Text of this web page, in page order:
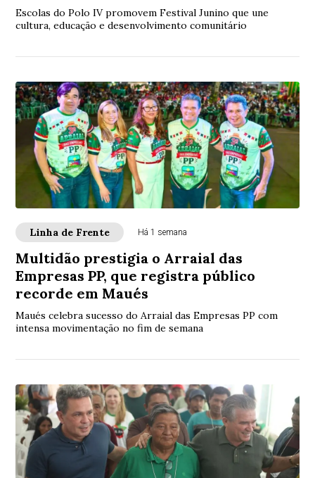
Escolas do Polo IV promovem Festival Junino que une
cultura, educação e desenvolvimento comunitário
Linha de Frente Há 1 semana
Multidão prestigia o Arraial das
Empresas PP, que registra público
recorde em Maués
Maués celebra sucesso do Arraial das Empresas PP com
intensa movimentação no fim de semana